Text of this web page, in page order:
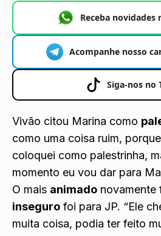
Receba novidades
Acompanhe nosso
Siga-nos no
Vivão citou Marina como
como uma coisa ruim,
coloquei como palestrinha,
momento eu vou dar para
O mais animado novamente
inseguro foi para JP. “Ele
muita coisa, podia ter feito